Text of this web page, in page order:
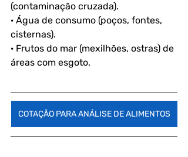
(contaminação cruzada).
· Água de consumo (poços, fontes,
cisternas).
· Frutos do mar (mexilhões, ostras) de
áreas com esgoto.
COTAÇÃO PARA ANÁLISE DE ALIMENTOS